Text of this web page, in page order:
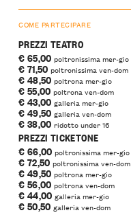
COME PARTECIPARE
PREZZI TEATRO
€ 65,00 poltronissima mer-gio
€ 71,50 poltronissima ven-dom
€ 48,50poltrona mer-gio
€ 55,00 poltrona ven-dom
€ 43,00 galleria mer-gio
€ 49,50 galleria ven-dom
€ 38,00 ridotto under 16
PREZZI TICKETONE
€ 66,00 poltronissima mer-gio
€ 72,50 poltronissima ven-dom
€ 49,50 poltrona mer-gio
€ 56,00 poltrona ven-dom
€ 44,00 galleria mer-gio
€ 50,50 galleria ven-dom